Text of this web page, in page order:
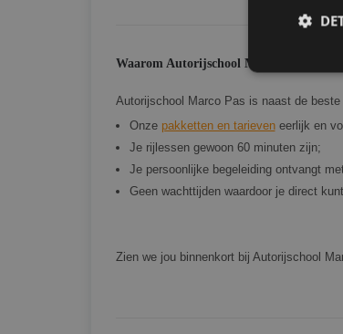
Waarom Autorijschool Marco Pas?
Autorijschool Marco Pas is naast de
Onze pakketten en tarieveneerlijk en
Je rijlessen gewoon 60 minuten zijn;
Je persoonlijke begeleiding ontvangt
Geen wachttijden waardoor je direct
Zien we jou binnenkort bij Autorijschool
Strikt
Naam